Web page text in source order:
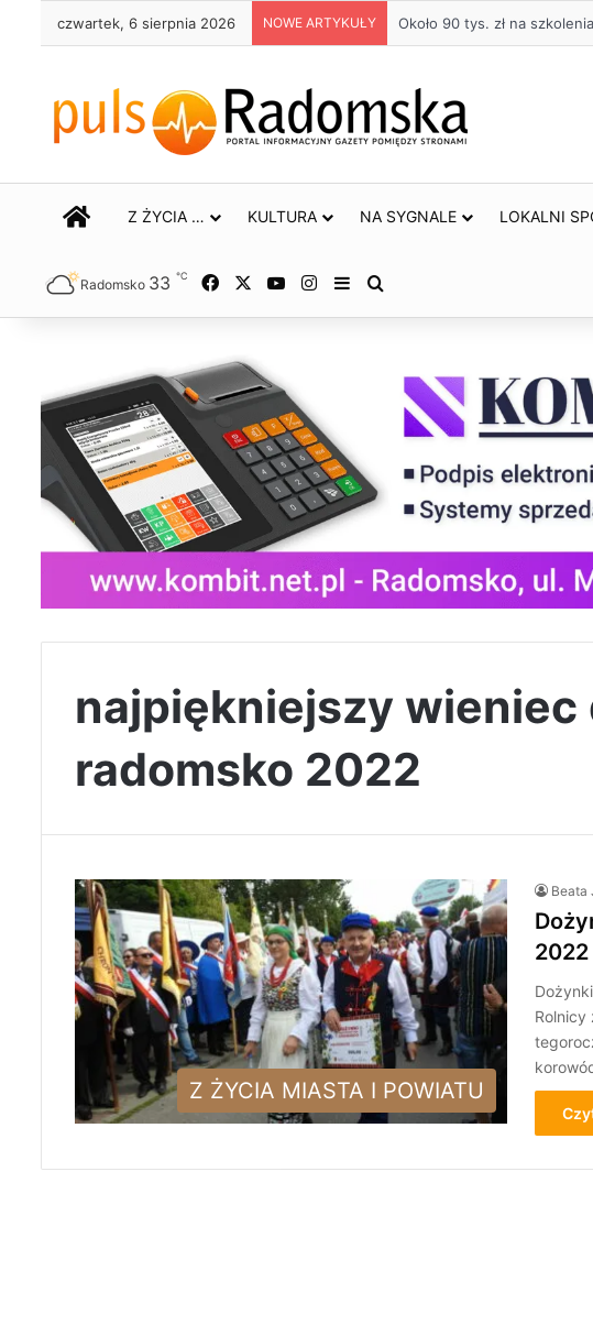
czwartek, 6 sierpnia 2026 NOWE ARTYKUŁY Około 90 tys. zł na
STRONA GŁÓWNA
Z ŻYCIA … KULTURA NA SYGNALE LOKALNI
Radomsko 33 ℃ Facebook YouTubeInstagram
Sidebar
najpiękniejszy wieniec
radomsko 2022
Z ŻYCIA MIASTA I POWIATU
Beata
2022
Rolnicy